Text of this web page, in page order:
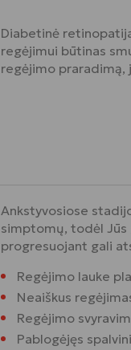
Diabetinė
regėjimui būtinas
regėjimo praradimą,
Ankstyvosiose
simptomų, todėl Jūs
progresuojant gali
Regėjimo lauke
Neaiškus
Regėjimo
Pablogėjęs